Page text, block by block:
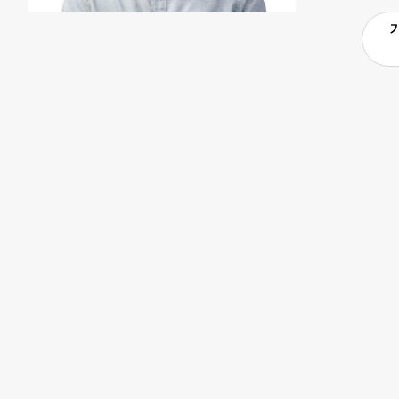
계층 고용과
은 이를 계
은 같은 해
행하는 방식
의 시작을
기업이 비용
관련 지출의